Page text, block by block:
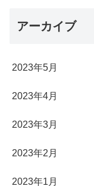
アーカイブ
2023年5月
2023年4月
2023年3月
2023年2月
2023年1月